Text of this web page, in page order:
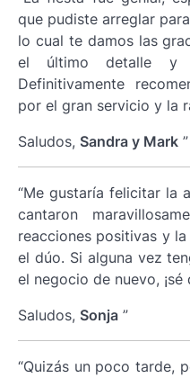
que pudiste arreglar
lo cual te damos las
el último detalle y
Definitivamente
por el gran servicio y la
Saludos, Sandra y Mark ”
“Me gustaría felicitar la
cantaron
reacciones positivas y
el dúo. Si alguna vez
el negocio de nuevo,
Saludos, Sonja ”
“Quizás un poco tarde,